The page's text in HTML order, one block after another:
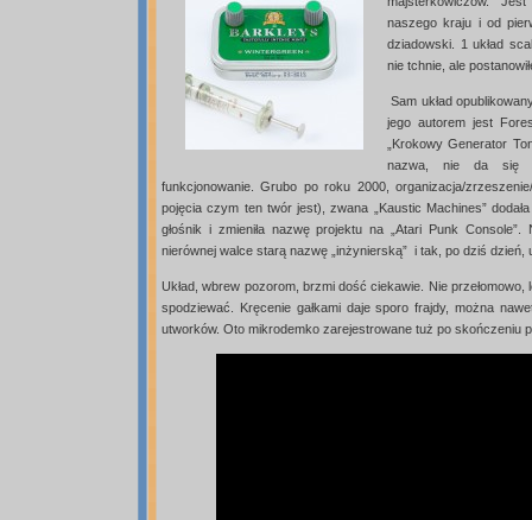
naszego kraju i od
dziadowski. 1 układ
nie tchnie, ale
Sam układ
jego autorem jest
„Krokowy Generator
nazwa, nie da się
funkcjonowanie. Grubo po roku 2000, organizacja/
pojęcia czym ten twór jest), zwana „Kaustic Machines”
głośnik i zmieniła nazwę projektu na „Atari Punk Console”.
nierównej walce starą nazwę „inżynierską” i tak, po dziś dzień,
Układ, wbrew pozorom, brzmi dość ciekawie. Nie
spodziewać. Kręcenie gałkami daje sporo frajdy, można
utworków. Oto mikrodemko zarejestrowane tuż po skończeniu